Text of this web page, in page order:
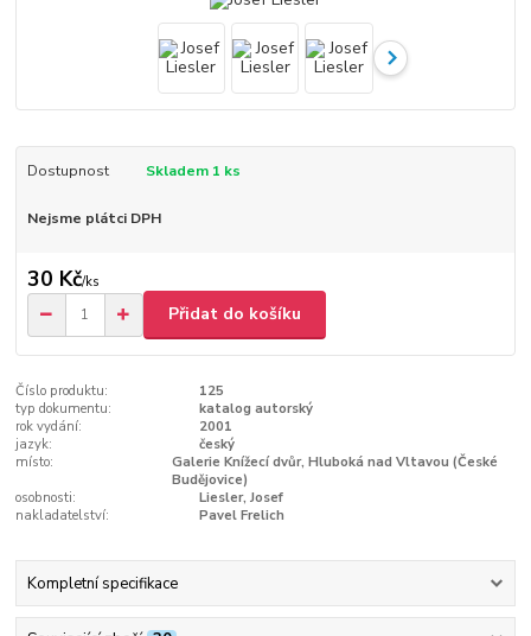
Dostupnost Skladem 1 ks
Nejsme plátci DPH
30 Kč/ks
Přidat do košíku
Číslo produktu:
125
typ dokumentu:
katalog autorský
rok vydání:
2001
jazyk:
český
místo:
Galerie Knížecí dvůr, Hluboká nad Vltavou (České
Budějovice)
osobnosti:
Liesler, Josef
nakladatelství:
Pavel Frelich
Kompletní specifikace